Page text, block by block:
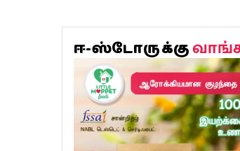
ஈ-ஸ்டோருக்கு